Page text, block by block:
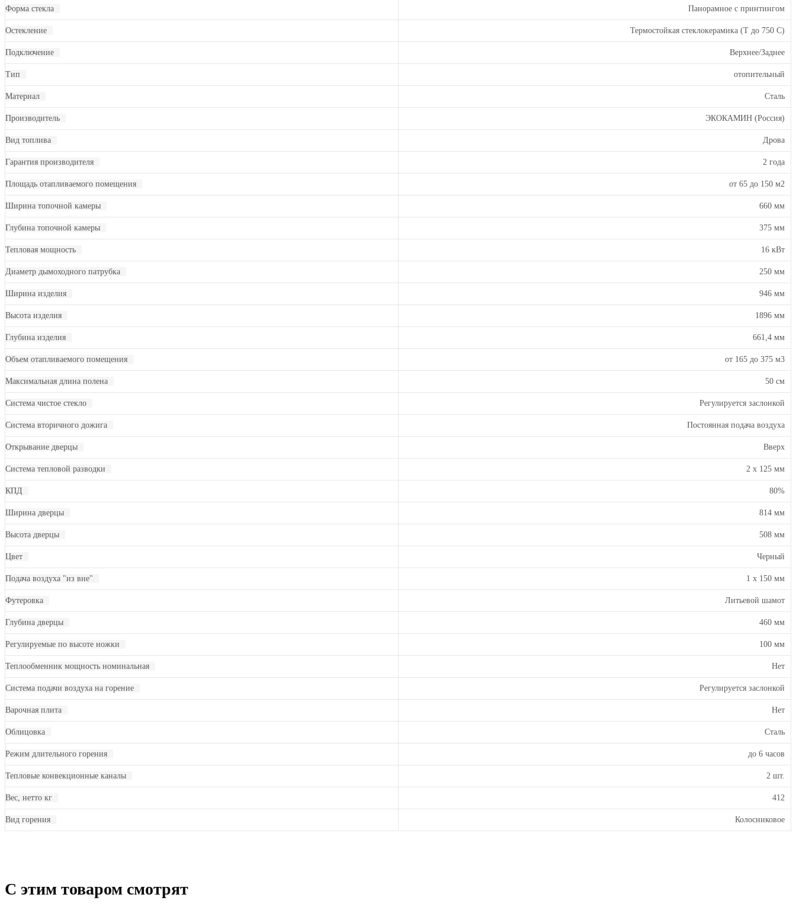
Форма стекла Панорамное с принтингом
Остекление Термостойкая стеклокерамика (Т до 750 С)
Подключение Верхнее/Заднее
Тип отопительный
Материал Сталь
Производитель ЭКОКАМИН (Россия)
Вид топлива Дрова
Гарантия производителя 2 года
Площадь отапливаемого помещения от 65 до 150 м2
Ширина топочной камеры 660 мм
Глубина топочной камеры 375 мм
Тепловая мощность 16 кВт
Диаметр дымоходного патрубка 250 мм
Ширина изделия 946 мм
Высота изделия 1896 мм
Глубина изделия 661,4 мм
Объем отапливаемого помещения от 165 до 375 м3
Максимальная длина полена 50 см
Система чистое стекло Регулируется заслонкой
Система вторичного дожига Постоянная подача воздуха
Открывание дверцы Вверх
Система тепловой разводки 2 х 125 мм
КПД 80%
Ширина дверцы 814 мм
Высота дверцы 508 мм
Цвет Черный
Подача воздуха "из вне" 1 х 150 мм
Футеровка Литьевой шамот
Глубина дверцы 460 мм
Регулируемые по высоте ножки 100 мм
Теплообменник мощность номинальная Нет
Система подачи воздуха на горение Регулируется заслонкой
Варочная плита Нет
Облицовка Сталь
Режим длительного горения до 6 часов
Тепловые конвекционные каналы 2 шт.
Вес, нетто кг 412
Вид горения Колосниковое
C этим товаром смотрят